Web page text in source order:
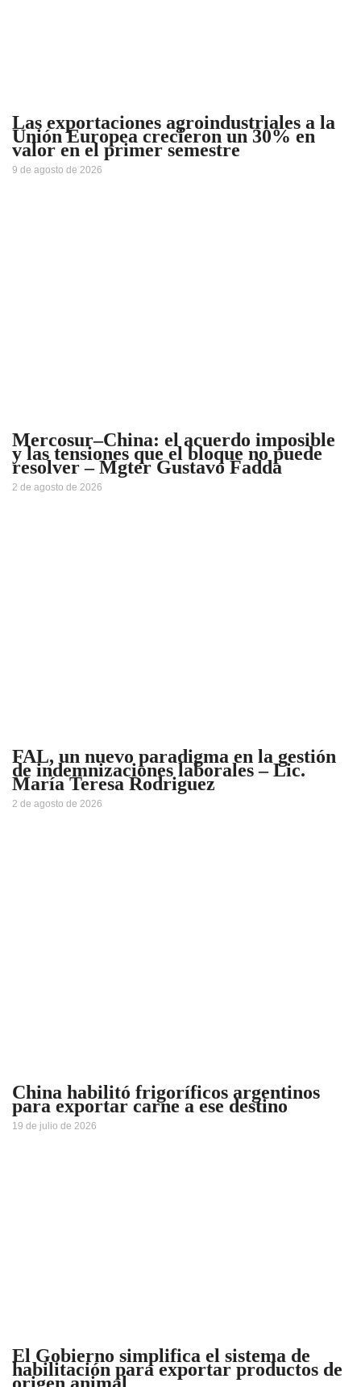
Las exportaciones agroindustriales a la
Unión Europea crecieron un 30% en
valor en el primer semestre
9 de agosto de 2026
Mercosur–China: el acuerdo imposible
y las tensiones que el bloque no puede
resolver – Mgter Gustavo Fadda
2 de agosto de 2026
FAL, un nuevo paradigma en la gestión
de indemnizaciones laborales – Lic.
María Teresa Rodriguez
2 de agosto de 2026
China habilitó frigoríficos argentinos
para exportar carne a ese destino
19 de julio de 2026
El Gobierno simplifica el sistema de
habilitación para exportar productos de
origen animal